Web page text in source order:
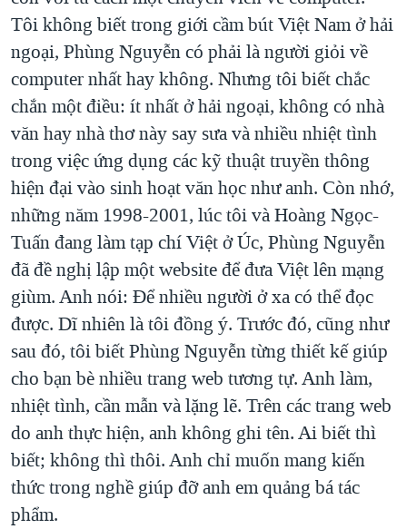
Tôi không biết trong giới cầm bút Việt Nam ở hải
ngoại, Phùng Nguyễn có phải là người giỏi về
computer nhất hay không. Nhưng tôi biết chắc
chắn một điều: ít nhất ở hải ngoại, không có nhà
văn hay nhà thơ này say sưa và nhiều nhiệt tình
trong việc ứng dụng các kỹ thuật truyền thông
hiện đại vào sinh hoạt văn học như anh. Còn nhớ,
những năm 1998-2001, lúc tôi và Hoàng Ngọc-
Tuấn đang làm tạp chí Việt ở Úc, Phùng Nguyễn
đã đề nghị lập một website để đưa Việt lên mạng
giùm. Anh nói: Để nhiều người ở xa có thể đọc
được. Dĩ nhiên là tôi đồng ý. Trước đó, cũng như
sau đó, tôi biết Phùng Nguyễn từng thiết kế giúp
cho bạn bè nhiều trang web tương tự. Anh làm,
nhiệt tình, cần mẫn và lặng lẽ. Trên các trang web
do anh thực hiện, anh không ghi tên. Ai biết thì
biết; không thì thôi. Anh chỉ muốn mang kiến
thức trong nghề giúp đỡ anh em quảng bá tác
phẩm.